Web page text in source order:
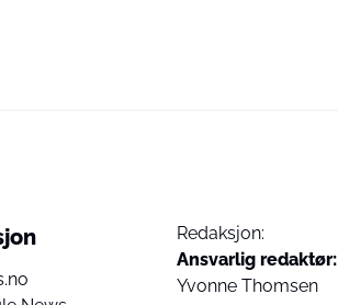
Redaksjon:
Ansvarlig redaktør:
Yvonne Thomsen